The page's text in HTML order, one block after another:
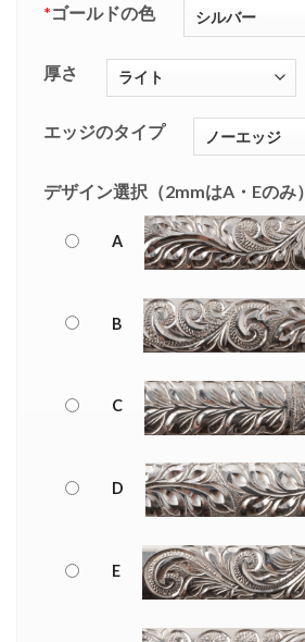
*ゴールドの色
厚さ
エッジのタイプ
デザイン選択（2mmはA・Eのみ）
A
B
C
D
E